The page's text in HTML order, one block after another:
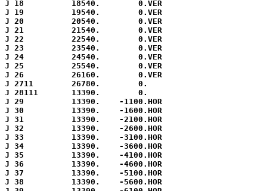
J 18          18540.        0.VER
J 19          19540.        0.VER
J 20          20540.        0.VER
J 21          21540.        0.VER
J 22          22540.        0.VER
J 23          23540.        0.VER
J 24          24540.        0.VER
J 25          25540.        0.VER
J 26          26160.        0.VER
J 2711        26780.        0.
J 28111       13390.        0.
J 29          13390.    -1100.HOR
J 30          13390.    -1600.HOR
J 31          13390.    -2100.HOR
J 32          13390.    -2600.HOR
J 33          13390.    -3100.HOR
J 34          13390.    -3600.HOR
J 35          13390.    -4100.HOR
J 36          13390.    -4600.HOR
J 37          13390.    -5100.HOR
J 38          13390.    -5600.HOR